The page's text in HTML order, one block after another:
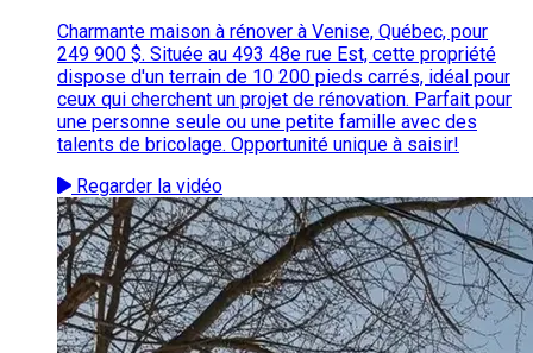
Charmante maison à rénover à Venise, Québec, pour
249 900 $. Située au 493 48e rue Est, cette propriété
dispose d'un terrain de 10 200 pieds carrés, idéal pour
ceux qui cherchent un projet de rénovation. Parfait pour
une personne seule ou une petite famille avec des
talents de bricolage. Opportunité unique à saisir!
Regarder la vidéo